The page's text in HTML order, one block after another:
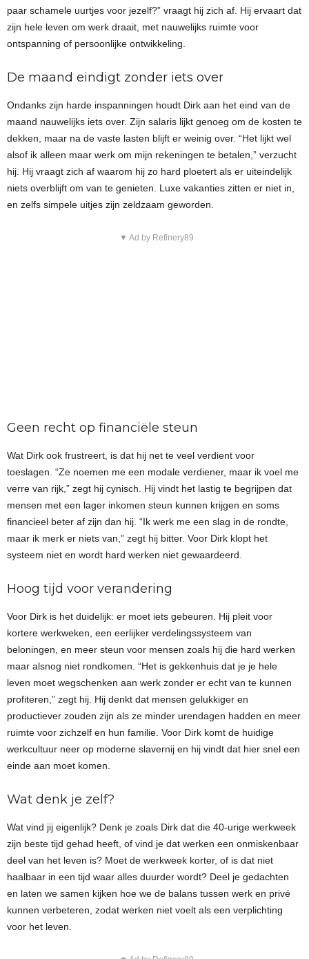
paar schamele uurtjes voor jezelf?” vraagt hij zich af. Hij ervaart dat
zijn hele leven om werk draait, met nauwelijks ruimte voor
ontspanning of persoonlijke ontwikkeling.
De maand eindigt zonder iets over
Ondanks zijn harde inspanningen houdt Dirk aan het eind van de
maand nauwelijks iets over. Zijn salaris lijkt genoeg om de kosten te
dekken, maar na de vaste lasten blijft er weinig over. “Het lijkt wel
alsof ik alleen maar werk om mijn rekeningen te betalen,” verzucht
hij. Hij vraagt zich af waarom hij zo hard ploetert als er uiteindelijk
niets overblijft om van te genieten. Luxe vakanties zitten er niet in,
en zelfs simpele uitjes zijn zeldzaam geworden.
▼ Ad by Refinery89
Geen recht op financiële steun
Wat Dirk ook frustreert, is dat hij net te veel verdient voor
toeslagen. “Ze noemen me een modale verdiener, maar ik voel me
verre van rijk,” zegt hij cynisch. Hij vindt het lastig te begrijpen dat
mensen met een lager inkomen steun kunnen krijgen en soms
financieel beter af zijn dan hij. “Ik werk me een slag in de rondte,
maar ik merk er niets van,” zegt hij bitter. Voor Dirk klopt het
systeem niet en wordt hard werken niet gewaardeerd.
Hoog tijd voor verandering
Voor Dirk is het duidelijk: er moet iets gebeuren. Hij pleit voor
kortere werkweken, een eerlijker verdelingssysteem van
beloningen, en meer steun voor mensen zoals hij die hard werken
maar alsnog niet rondkomen. “Het is gekkenhuis dat je je hele
leven moet wegschenken aan werk zonder er echt van te kunnen
profiteren,” zegt hij. Hij denkt dat mensen gelukkiger en
productiever zouden zijn als ze minder urendagen hadden en meer
ruimte voor zichzelf en hun familie. Voor Dirk komt de huidige
werkcultuur neer op moderne slavernij en hij vindt dat hier snel een
einde aan moet komen.
Wat denk je zelf?
Wat vind jij eigenlijk? Denk je zoals Dirk dat die 40-urige werkweek
zijn beste tijd gehad heeft, of vind je dat werken een onmiskenbaar
deel van het leven is? Moet de werkweek korter, of is dat niet
haalbaar in een tijd waar alles duurder wordt? Deel je gedachten
en laten we samen kijken hoe we de balans tussen werk en privé
kunnen verbeteren, zodat werken niet voelt als een verplichting
voor het leven.